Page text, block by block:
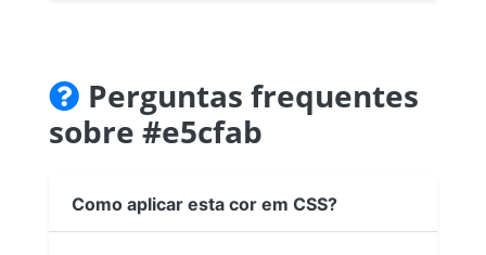
Perguntas frequentes
sobre #e5cfab
Como aplicar esta cor em CSS?